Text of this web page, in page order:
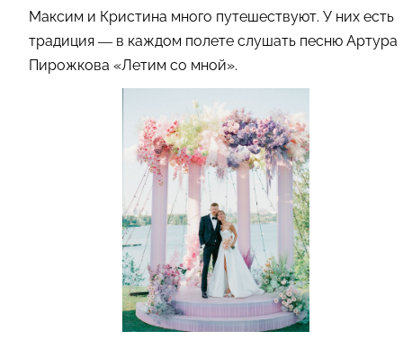
Максим и Кристина много путешествуют. У них есть
традиция — в каждом полете слушать песню Артура
Пирожкова «Летим со мной».